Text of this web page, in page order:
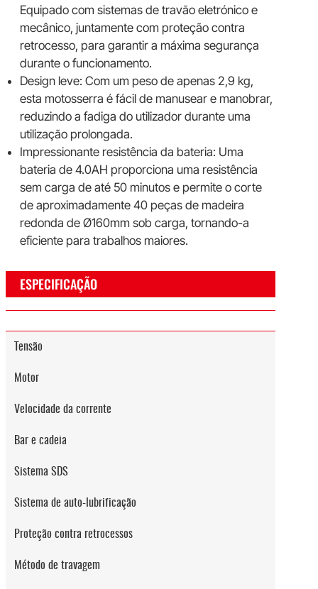
Equipado com sistemas de travão eletrónico e
mecânico, juntamente com proteção contra
retrocesso, para garantir a máxima segurança
durante o funcionamento.
Design leve: Com um peso de apenas 2,9 kg,
esta motosserra é fácil de manusear e manobrar,
reduzindo a fadiga do utilizador durante uma
utilização prolongada.
Impressionante resistência da bateria: Uma
bateria de 4.0AH proporciona uma resistência
sem carga de até 50 minutos e permite o corte
de aproximadamente 40 peças de madeira
redonda de Ø160mm sob carga, tornando-a
eficiente para trabalhos maiores.
ESPECIFICAÇÃO
Tensão
Motor
Velocidade da corrente
Bar e cadeia
Sistema SDS
Sistema de auto-lubrificação
Proteção contra retrocessos
Método de travagem